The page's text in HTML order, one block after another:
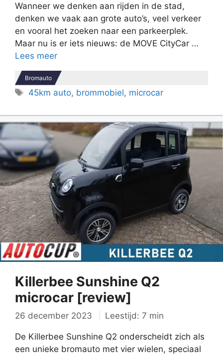
Wanneer we denken aan rijden in de stad,
denken we vaak aan grote auto’s, veel verkeer
en vooral het zoeken naar een parkeerplek.
Maar nu is er iets nieuws: de MOVE CityCar …
Lees meer
Bromauto
Tags
45km auto, brommobiel, microcar
Killerbee Sunshine Q2
microcar [review]
26 december 2023 Leestijd: 7 min
De Killerbee Sunshine Q2 onderscheidt zich als
een unieke bromauto met vier wielen, speciaal